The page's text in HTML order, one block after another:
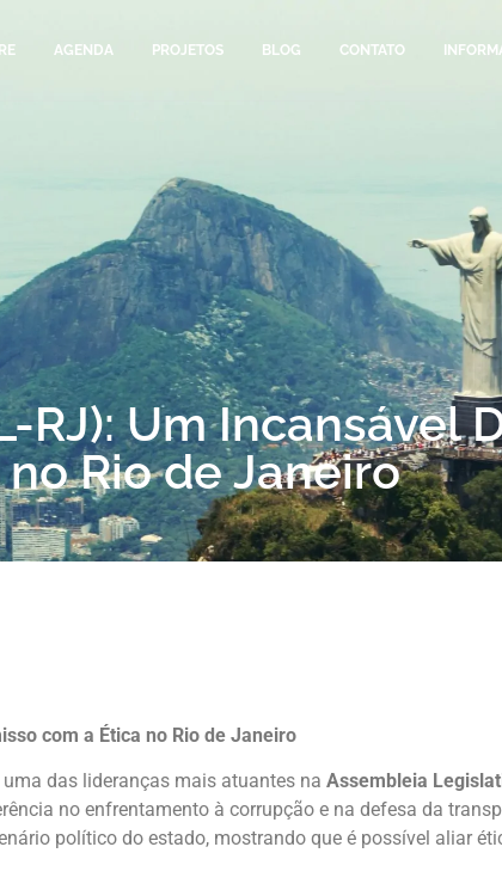
AGENDA PROJETOS BLOG CONTATO
RJ): Um Incansável
Rio de Janeiro
com a Ética no Rio de Janeiro
das lideranças mais atuantes na Assembleia
no enfrentamento à corrupção e na defesa da
político do estado, mostrando que é possível aliar